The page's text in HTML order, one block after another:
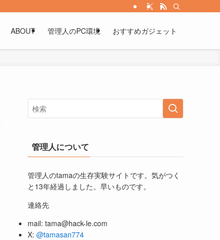
ABOUT 管理人のPC環境 おすすめガジェット
管理人について
管理人のtamaの生存実験サイトです。気がつく
と13年経過しました。早いものです。
連絡先
mail: tama@hack-le.com
X: @tamasan774